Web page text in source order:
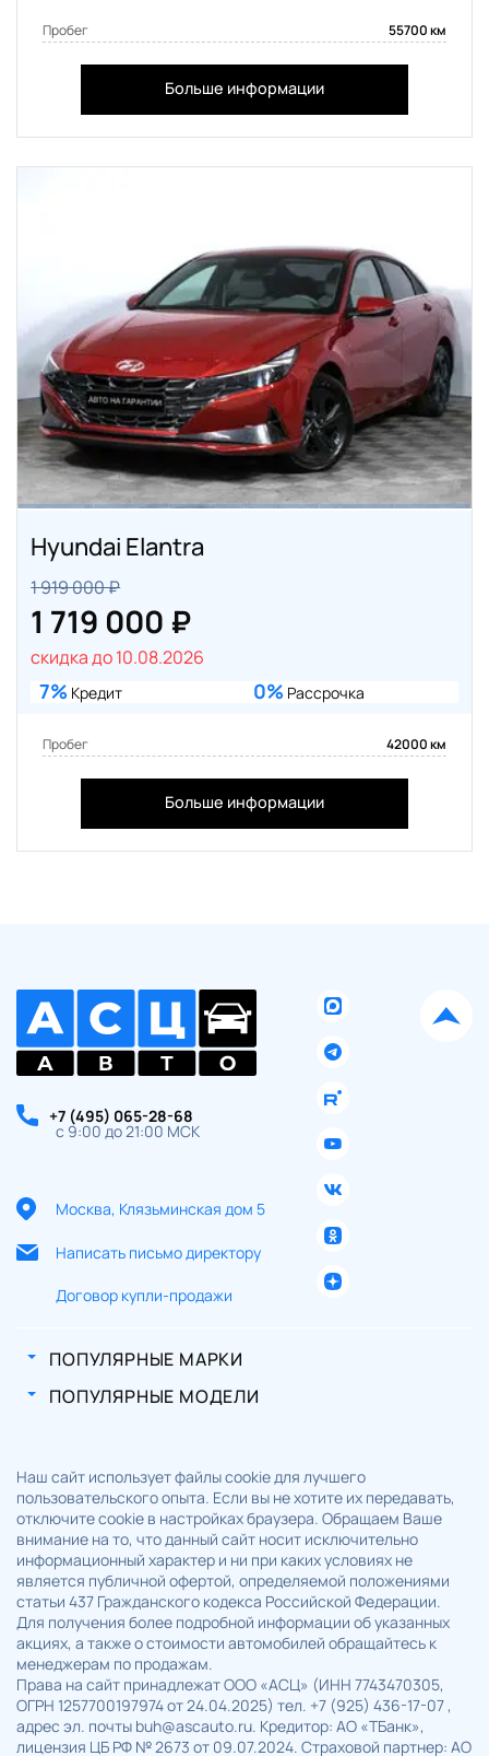
Пробег 55700 км
Больше информации
Hyundai Elantra
1 919 000 ₽
1 719 000 ₽
скидка до 10.08.2026
7% Кредит 0% Рассрочка
Пробег 42000 км
Больше информации
+7 (495) 065-28-68
с 9:00 до 21:00 МСК
Москва, Клязьминская дом 5
Написать письмо директору
Договор купли-продажи
ПОПУЛЯРНЫЕ МАРКИ
ПОПУЛЯРНЫЕ МОДЕЛИ
Наш сайт использует файлы cookie для лучшего
пользовательского опыта. Если вы не хотите их передавать,
отключите cookie в настройках браузера. Обращаем Ваше
внимание на то, что данный сайт носит исключительно
информационный характер и ни при каких условиях не
является публичной офертой, определяемой положениями
статьи 437 Гражданского кодекса Российской Федерации.
Для получения более подробной информации об указанных
акциях, а также о стоимости автомобилей обращайтесь к
менеджерам по продажам.
Права на сайт принадлежат ООО «АСЦ» (ИНН 7743470305,
ОГРН 1257700197974 от 24.04.2025) тел. +7 (925) 436-17-07 ,
адрес эл. почты buh@ascauto.ru. Кредитор: АО «ТБанк»,
лицензия ЦБ РФ № 2673 от 09.07.2024. Страховой партнер: АО